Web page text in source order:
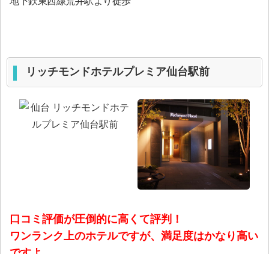
リッチモンドホテルプレミア仙台駅前
口コミ評価が圧倒的に高くて評判！
ワンランク上のホテルですが、満足度はかなり高い